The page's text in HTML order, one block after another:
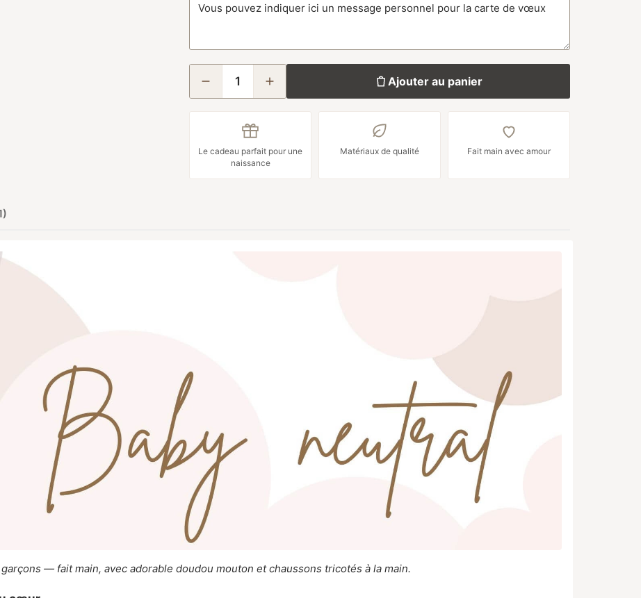
Ajouter au panier
Le cadeau parfait pour une
naissance
Matériaux de qualité Fait main avec amour
— fait main, avec adorable doudou mouton et chaussons tricotés à la main.